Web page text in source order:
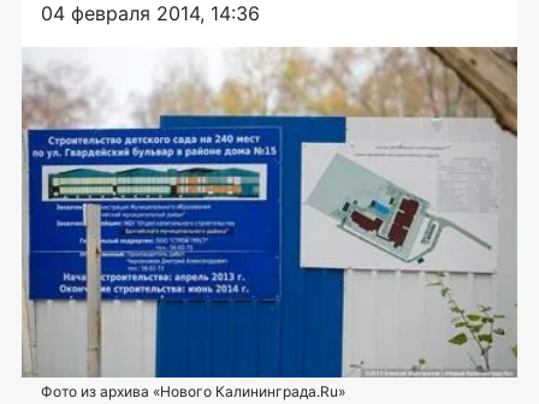
04 февраля 2014, 14:36
Фото из архива «Нового Калининграда.Ru»